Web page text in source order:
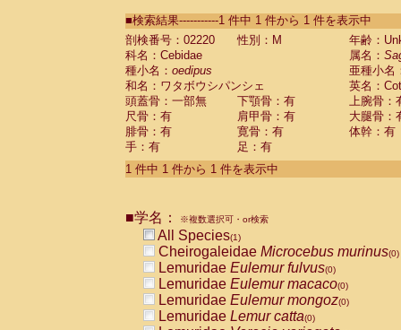
CebidaeSaguinus labiatus(0)
Cebidae Saguinus leucopus (0)
Cebidae
Cebidae
CebidaeSaguinus nigricollis (0)
Cebidae Saguinus oedipus
Cebidae Saguinus weddelli
Cebidae Saguinusspp.
Cebidae Aotus trivirgatus
Cebidae Cebus albifrons
CebidaeCebus nigrivittatus
CebidaeCebus
CebidaeSaimiri boliviensis(0)
CebidaeSaimiri sciureus(0)
AtelidaeAlouatta caraya(0)
AtelidaeAlouatta fusca(0)
AtelidaeAlouatta seniculus
■検索結果-----------1 件中 1 件から 1 件を表示中
剖検番号：02220
性別：M
年齢：
科名：Cebidae
属名：
種小名： oedipus
亜種小名
和名：ワタボウシパンシェ
英名：
頭蓋骨：一部無
下顎骨：有
上腕骨：
尺骨：有
肩甲骨：有
大腿骨：
腓骨：有
寛骨：有
体幹：有
手：有
足：有
1 件中 1 件から 1 件を表示中
■学名： ※複数選択可・or検索
All Species(1)
Cheirogaleidae Microcebus murinus(0)
Lemuridae Eulemur fulvus(0)
Lemuridae Eulemur macaco(0)
Lemuridae Eulemur mongoz(0)
Lemuridae Lemur catta(0)